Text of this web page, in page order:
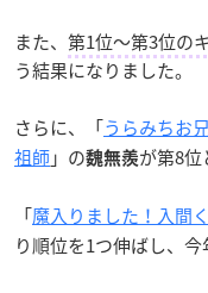
また、 第1位～第3位の
う結果になりました。
さらに、「うらみちお
祖師」の魏無羨が第8位
「魔入りました！入間
り順位を1つ伸ばし、